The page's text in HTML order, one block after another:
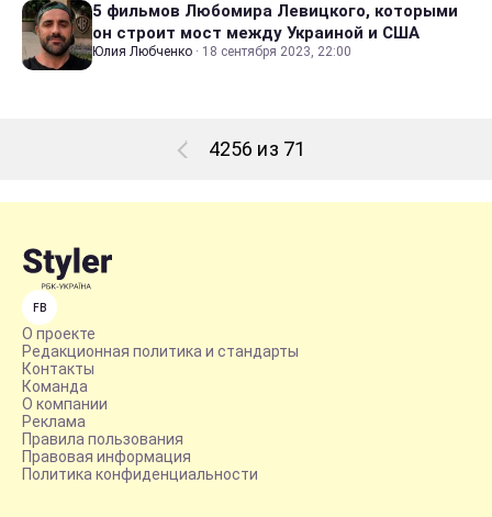
5 фильмов Любомира Левицкого, которыми
он строит мост между Украиной и США
Юлия Любченко · 18 сентября 2023, 22:00
4256 из 71
FB
О проекте
Редакционная политика и стандарты
Контакты
Команда
О компании
Реклама
Правила пользования
Правовая информация
Политика конфиденциальности